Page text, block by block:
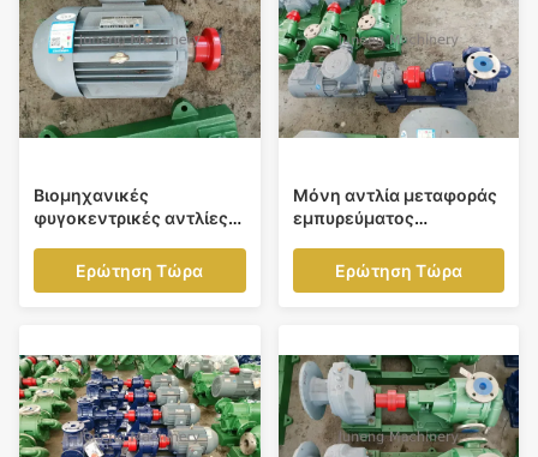
Βιομηχανικές
φυγοκεντρικές αντλίες
φυγοκεντρική αντλία
ροής
Ερώτηση Τώρα
Μόνη αντλία μεταφοράς
εμπυρεύματος
πετρέλαιο, βιομηχανία
χημείας
Ερώτηση Τώρα